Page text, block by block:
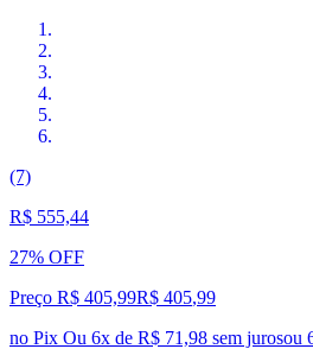
(7)
R$ 555,44
27% OFF
Preço R$ 405,99R$ 405,99
no Pix Ou 6x de R$ 71,98 sem jurosou